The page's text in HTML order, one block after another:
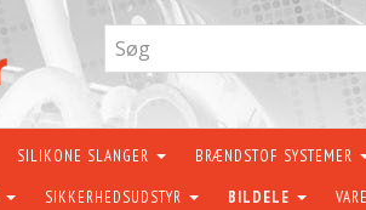
SILIKONE SLANGER BRÆNDSTOF SYSTEMER
SIKKERHEDSUDSTYR BILDELE